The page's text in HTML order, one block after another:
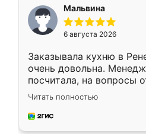
Мальвина
6 августа 2026
Заказывала кухню в
очень довольна.
посчитала, на вопросы
Замерщик приехал в
делу со всей
за день, ребята
Читать полностью